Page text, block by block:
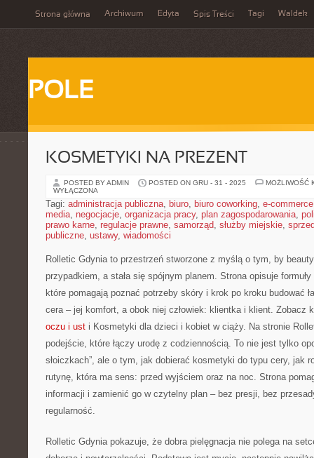
Strona główna Archiwum Edyta Spis Treści Tagi Waldek
POLE
KOSMETYKI NA PREZENT
POSTED BY ADMIN POSTED ON GRU - 31 - 2025
MOŻLIWOŚĆ
WYŁĄCZONA
Tagi: administracja publiczna, biuro, biuro coworking, e-commerce
media, negocjacje, organizacja pracy, plan zagospodarowania,
prawo karne, regulacje prawne, samorząd, służby miejskie,
publiczne, ustawy, wiadomości
Rolletic Gdynia to przestrzeń stworzone z myślą o tym, by
przypadkiem, a stała się spójnym planem. Strona opisuje
które pomagają poznać potrzeby skóry i krok po kroku budować
cera – jej komfort, a obok niej człowiek: klientka i klient. Zobacz
oczu i ust i Kosmetyki dla dzieci i kobiet w ciąży. Na stronie
podejście, które łączy urodę z codziennością. To nie jest tylko
słoiczkach”, ale o tym, jak dobierać kosmetyki do typu cery, jak
rutynę, która ma sens: przed wyjściem oraz na noc. Strona
informacji i zamienić go w czytelny plan – bez presji, bez
regularność.
Rolletic Gdynia pokazuje, że dobra pielęgnacja nie polega na